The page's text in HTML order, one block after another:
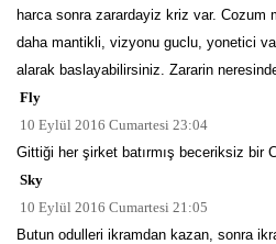
harca sonra zarardayiz kriz var. Cozum
daha mantikli, vizyonu guclu, yonetici
alarak baslayabilirsiniz. Zararin
Fly
10 Eylül 2016 Cumartesi 23:04
Gittiği her şirket batırmış beceriksiz bir
Sky
10 Eylül 2016 Cumartesi 21:05
Butun odulleri ikramdan kazan, sonra